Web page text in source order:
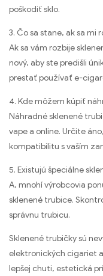
poškodiť sklo.
3. Čo sa stane, ak sa mi
Ak sa vám rozbije
nový, aby ste predišli
prestať používať e-
4. Kde môžem kúpiť
Náhradné sklenené
vape a online. Určite
kompatibilitu s vaším
5. Existujú špeciálne
A, mnohí výrobcovia
sklenené trubice.
správnu trubicu.
Sklenené trubičky sú
elektronických cigariet
lepšej chuti, estetická